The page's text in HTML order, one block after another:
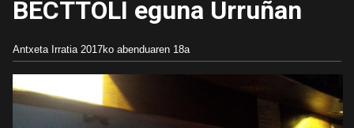
BECTTOLI eguna Urruñan
Antxeta Irratia 2017ko abenduaren 18a